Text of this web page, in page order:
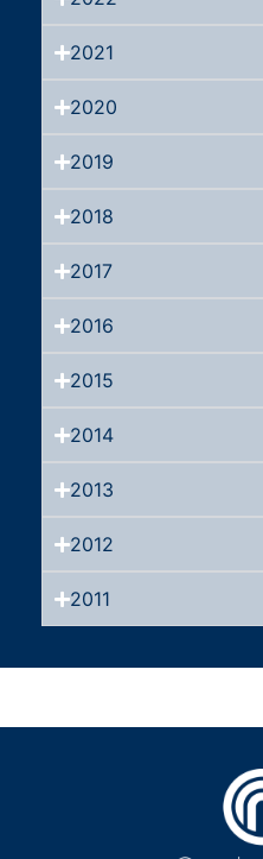
2021
2020
2019
2018
2017
2016
2015
2014
2013
2012
2011